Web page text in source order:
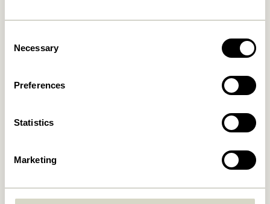
Selection
Necessary
Preferences
Statistics
Marketing